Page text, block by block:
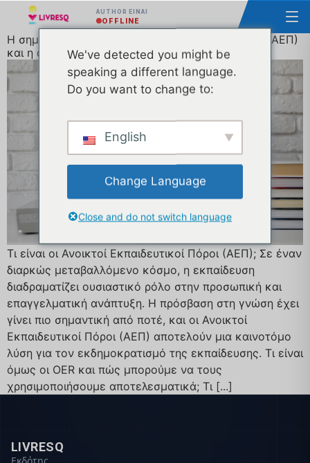
AUTHOR ΕΊΝΑΙ
OFFLINE
Η σημασία των Ανοικτών Εκπαιδευτικών Πόρων (ΑΕΠ)
και η αποτελεσματική χρήση τους
Τι είναι οι Ανοικτοί Εκπαιδευτικοί Πόροι (ΑΕΠ); Σε έναν
διαρκώς μεταβαλλόμενο κόσμο, η εκπαίδευση
διαδραματίζει ουσιαστικό ρόλο στην προσωπική και
επαγγελματική ανάπτυξη. Η πρόσβαση στη γνώση έχει
γίνει πιο σημαντική από ποτέ, και οι Ανοικτοί
Εκπαιδευτικοί Πόροι (ΑΕΠ) αποτελούν μια καινοτόμο
λύση για τον εκδημοκρατισμό της εκπαίδευσης. Τι είναι
όμως οι ΟΕR και πώς μπορούμε να τους
χρησιμοποιήσουμε αποτελεσματικά; Τι [...]
LIVRESQ
Εκδότης
We've detected you might be
speaking a different language.
Do you want to change to:
English
Change Language
Close and do not switch language